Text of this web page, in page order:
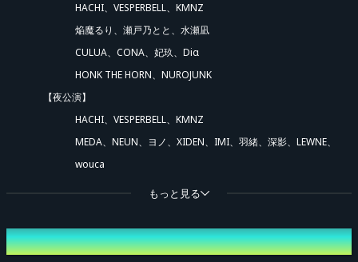
先行販売 (抽選)
HACHI、 VESPERBELL、 KMNZ
焔魔るり、 瀬戸乃とと、 水瀬凪
CULUA、 CONA、 妃玖、 Diα
HONK THE HORN、NUROJUNK
【夜公演】
HACHI、 VESPERBELL、 KMNZ
MEDA、 NEUN、 ヨノ、 XIDEN、 IMI、 羽緒、 深影、 LEWNE、
wouca
＜販売期間＞
2026年6月1日(月)15:00 ～ 2026年7月31日(金)18:00
もっと見る
開催日時